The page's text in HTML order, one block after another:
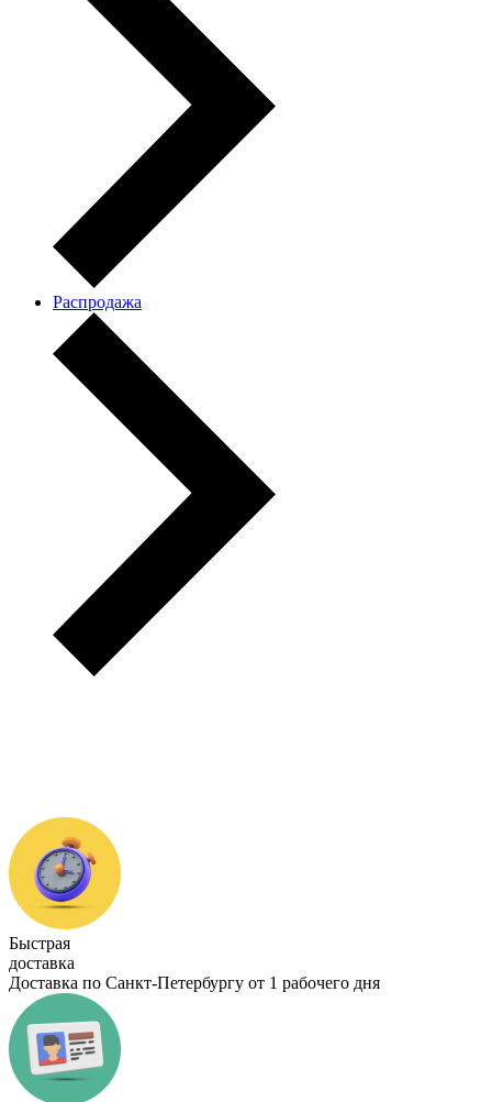
Распродажа
Быстрая
доставка
Доставка по Санкт-Петербургу от 1 рабочего дня